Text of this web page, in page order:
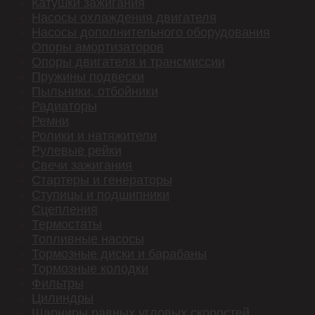
69 00 000 497
69 00 000 581
69 00 000 851
69 00 001 365
77 11 497 481
82 00 265 236
82 00 490 417
82 00 571 776
82 00 615 149
82 00 720 880
82 00 720 881
Катушки зажигания
Насосы охлаждения двигателя
Насосы дополнительного оборудования
Опоры амортизаторов
Опоры двигателя и трансмиссии
Пружины подвески
Радиаторы
Ремни
Ролики и натяжители
Рулевые рейки
Свечи зажигания
Стартеры и генераторы
Ступицы и подшипники
Сцепления
Термостаты
Топливные насосы
Тормозные диски и барабаны
Тормозные колодки
Фильтры
Цилиндры